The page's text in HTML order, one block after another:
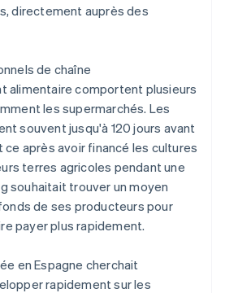
directement auprès des
de chaîne
alimentaire comportent plusieurs
les supermarchés. Les
souvent jusqu'à 120 jours avant
après avoir financé les cultures
terres agricoles pendant une
souhaitait trouver un moyen
de ses producteurs pour
payer plus rapidement.
en Espagne cherchait
rapidement sur les